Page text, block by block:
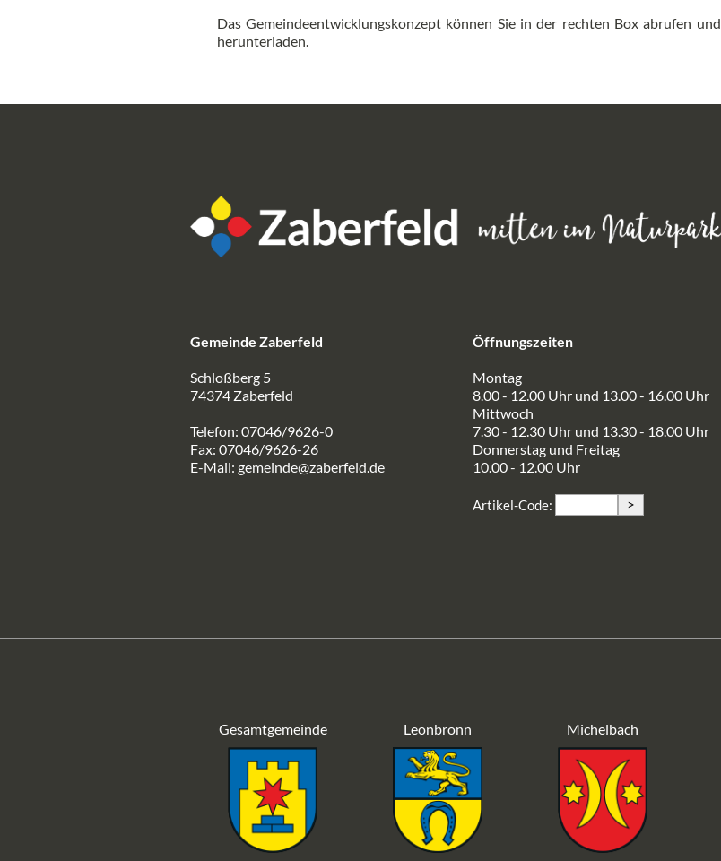
Das Gemeindeentwicklungskonzept können Sie in der rechten Box abrufen und
herunterladen.
Gemeinde Zaberfeld
Schloßberg 5
74374 Zaberfeld
Telefon: 07046/9626-0
Fax: 07046/9626-26
E-Mail: gemeinde@zaberfeld.de
Öffnungszeiten
Montag
8.00 - 12.00 Uhr und 13.00 - 16.00 Uhr
Mittwoch
7.30 - 12.30 Uhr und 13.30 - 18.00 Uhr
Donnerstag und Freitag
10.00 - 12.00 Uhr
Artikel-Code: >
Gesamtgemeinde Leonbronn Michelbach